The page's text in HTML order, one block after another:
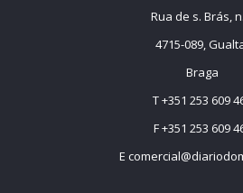
Rua de s. Brás,
4715-089,
Braga
T +351 253 609
F +351 253 609
E